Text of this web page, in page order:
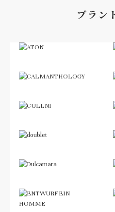
ブラン